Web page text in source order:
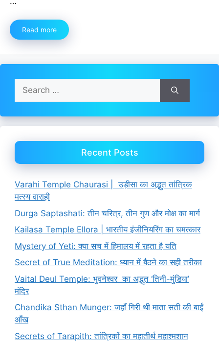
Read more
Search
for:
Recent Posts
Varahi Temple Chaurasi | उड़ीसा का अद्भुत तांत्रिक
मत्स्य वाराही
Durga Saptashati: तीन चरित्र, तीन गुण और मोक्ष का मार्ग
Kailasa Temple Ellora | भारतीय इंजीनियरिंग का चमत्कार
Mystery of Yeti: क्या सच में हिमालय में रहता है यति
Secret of True Meditation: ध्यान में बैठने का सही तरीका
Vaital Deul Temple: भुवनेश्वर का अद्भुत ‘तिनी-मुंडिया’
मंदिर
Chandika Sthan Munger: जहाँ गिरी थी माता सती की बाईं
आँख
Secrets of Tarapith: तांत्रिकों का महातीर्थ महाश्मशान